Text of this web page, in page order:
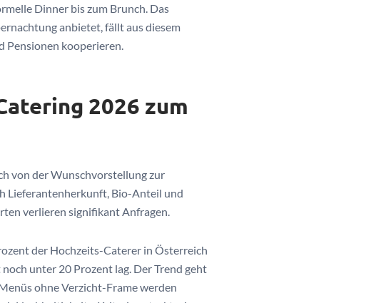
Dinner bis zum Brunch. Das
anbietet, fällt aus diesem
Pensionen kooperieren.
2026 zum
von der Wunschvorstellung zur
Lieferantenherkunft, Bio-Anteil und
verlieren signifikant Anfragen.
der Hochzeits-Caterer in Österreich
unter 20 Prozent lag. Der Trend geht
ohne Verzicht-Frame werden